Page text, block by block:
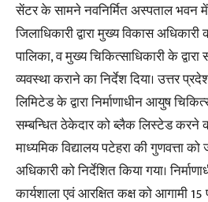
सेंटर के सामने नवनिर्मित अस्पताल भवन
जिलाधिकारी द्वारा मुख्य विकास
पालिका, व मुख्य चिकित्साधिकारी के
व्यवस्था कराने का निर्देश दिया। उत्तर
लिमिटेड के द्वारा निर्माणाधीन आयुष
सम्बन्धित ठेकेदार को ब्लैक लिस्टेड करने
माध्यमिक विद्यालय पटेहरा की गुणवत्ता
अधिकारी को निर्देशित किया गया।
कार्यशाला एवं आरक्षित कक्ष को आगामी